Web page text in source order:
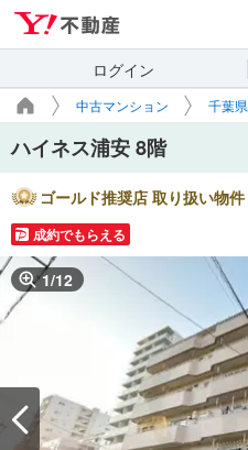
ログイン
中古マンション 千葉県
ハイネス浦安 8階
ゴールド推奨店 取り扱い物件
成約でもらえる
1/12